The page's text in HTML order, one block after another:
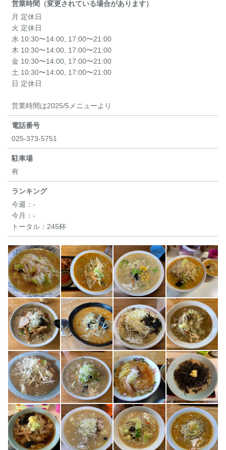
営業時間（変更されている場合があります）
月 定休日
火 定休日
水 10:30〜14:00, 17:00〜21:00
木 10:30〜14:00, 17:00〜21:00
金 10:30〜14:00, 17:00〜21:00
土 10:30〜14:00, 17:00〜21:00
日 定休日
営業時間は2025/5メニューより
電話番号
025-373-5751
駐車場
有
ランキング
今週： -
今月： -
トータル： 245杯